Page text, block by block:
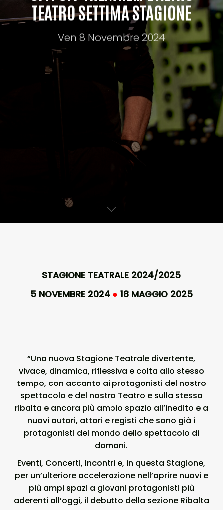
TEATRO SETTIMA STAGIONE
Ven 8 Novembre 2024
STAGIONE TEATRALE 2024/2025
5 NOVEMBRE 2024 ● 18 MAGGIO 2025
“Una nuova Stagione Teatrale divertente,
vivace, dinamica, riflessiva e colta allo stesso
tempo, con accanto ai protagonisti del nostro
spettacolo e del nostro Teatro e sulla stessa
ribalta e ancora più ampio spazio all’inedito e a
nuovi autori, attori e registi che sono già i
protagonisti del mondo dello spettacolo di
domani.
Eventi, Concerti, Incontri e, in questa Stagione,
per un’ulteriore accelerazione nell’aprire nuovi e
più ampi spazi a giovani protagonisti più
aderenti all’oggi, il debutto della sezione Ribalta